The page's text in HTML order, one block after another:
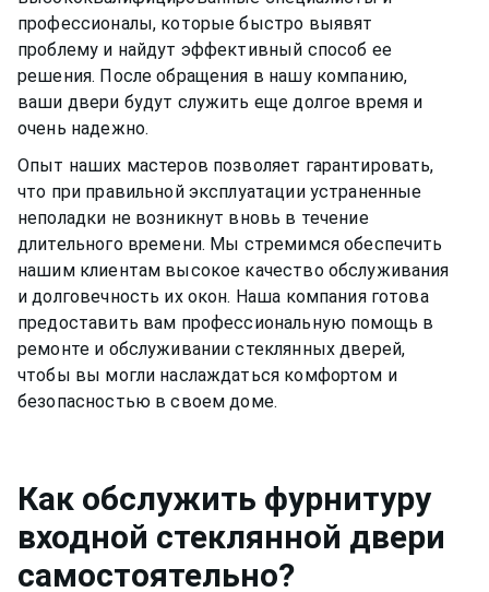
профессионалы, которые быстро выявят
проблему и найдут эффективный способ ее
решения. После обращения в нашу компанию,
ваши двери будут служить еще долгое время и
очень надежно.
Опыт наших мастеров позволяет гарантировать,
что при правильной эксплуатации устраненные
неполадки не возникнут вновь в течение
длительного времени. Мы стремимся обеспечить
нашим клиентам высокое качество обслуживания
и долговечность их окон. Наша компания готова
предоставить вам профессиональную помощь в
ремонте и обслуживаниистеклянных дверей,
чтобы вы могли наслаждаться комфортом и
безопасностью в своем доме.
Как обслужить фурнитуру
входной стеклянной двери
самостоятельно?